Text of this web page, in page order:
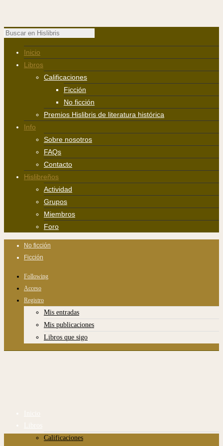
Inicio
Libros
Calificaciones
Ficción
No ficción
Premios Hislibris de literatura histórica
Info
Sobre nosotros
FAQs
Contacto
Hislibreños
Actividad
Grupos
Miembros
Foro
No ficción
Ficción
Following
Acceso
Registro
Mis entradas
Mis publicaciones
Libros que sigo
Inicio
Libros
Calificaciones